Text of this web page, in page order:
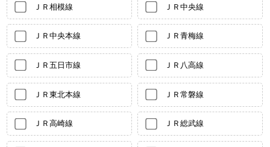
ＪＲ相模線 ＪＲ中央線
ＪＲ中央本線 ＪＲ青梅線
ＪＲ五日市線 ＪＲ八高線
ＪＲ東北本線 ＪＲ常磐線
ＪＲ高崎線 ＪＲ総武線